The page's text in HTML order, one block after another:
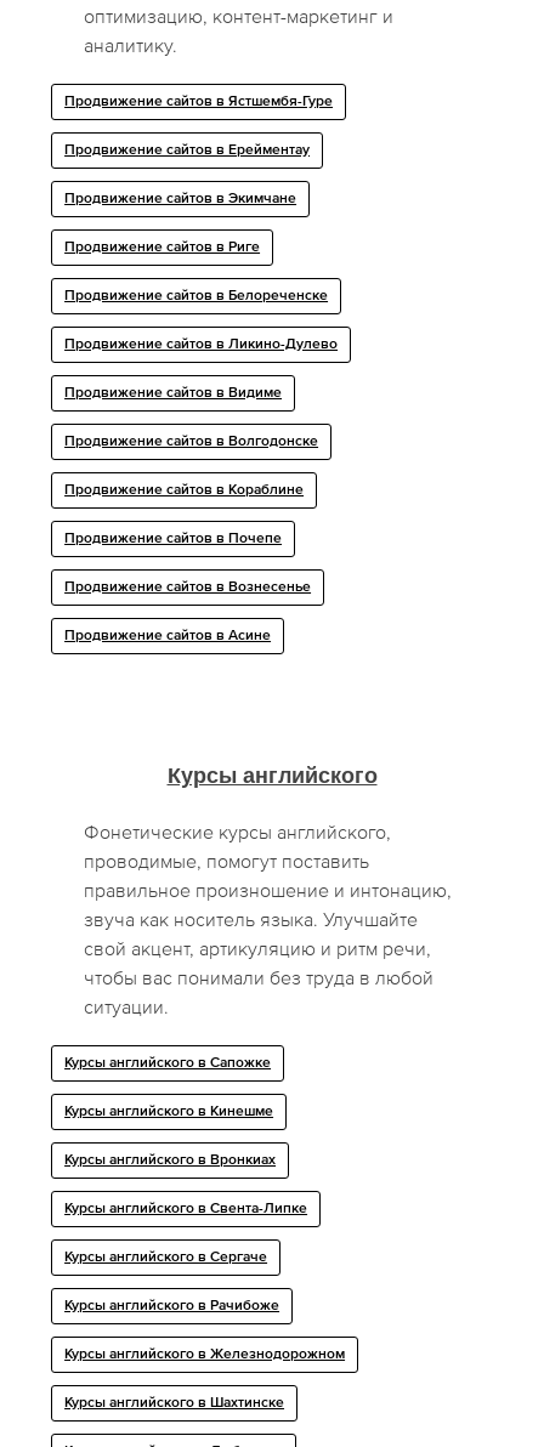
оптимизацию, контент-маркетинг и
аналитику.
Продвижение сайтов в Ястшембя-Гуре
Продвижение сайтов в Ерейментау
Продвижение сайтов в Экимчане
Продвижение сайтов в Риге
Продвижение сайтов в Белореченске
Продвижение сайтов в Ликино-Дулево
Продвижение сайтов в Видиме
Продвижение сайтов в Волгодонске
Продвижение сайтов в Кораблине
Продвижение сайтов в Почепе
Продвижение сайтов в Вознесенье
Продвижение сайтов в Асине
Курсы английского
Фонетические курсы английского,
проводимые, помогут поставить
правильное произношение и интонацию,
звуча как носитель языка. Улучшайте
свой акцент, артикуляцию и ритм речи,
чтобы вас понимали без труда в любой
ситуации.
Курсы английского в Сапожке
Курсы английского в Кинешме
Курсы английского в Вронкиах
Курсы английского в Свента-Липке
Курсы английского в Сергаче
Курсы английского в Рачибоже
Курсы английского в Железнодорожном
Курсы английского в Шахтинске